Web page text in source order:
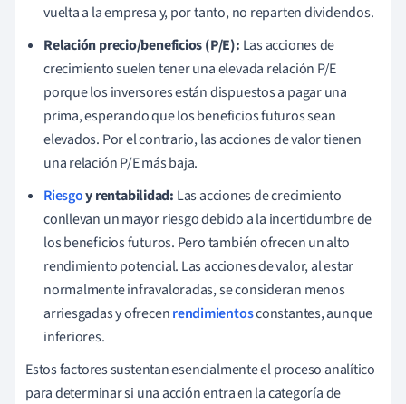
vuelta a la empresa y, por tanto, no reparten dividendos.
Relación precio/beneficios (P/E): Las acciones de
crecimiento suelen tener una elevada relación P/E
porque los inversores están dispuestos a pagar una
prima, esperando que los beneficios futuros sean
elevados. Por el contrario, las acciones de valor tienen
una relación P/E más baja.
Riesgoy rentabilidad: Las acciones de crecimiento
conllevan un mayor riesgo debido a la incertidumbre de
los beneficios futuros. Pero también ofrecen un alto
rendimiento potencial. Las acciones de valor, al estar
normalmente infravaloradas, se consideran menos
arriesgadas y ofrecenrendimientosconstantes, aunque
inferiores.
Estos factores sustentan esencialmente el proceso analítico
para determinar si una acción entra en la categoría de